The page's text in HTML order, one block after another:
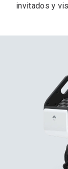
invitados y